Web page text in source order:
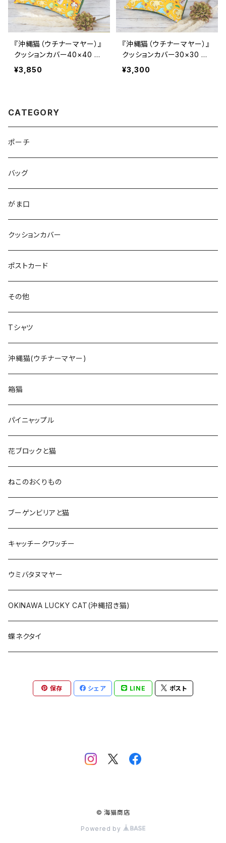
『沖縄猫（ウチナーマヤー）』
クッションカバー40×40 マ
ンゴーイエロー
¥3,850
『沖縄猫（ウチナーマヤー）』
クッションカバー30×30 マ
ンゴーイエロー
¥3,300
CATEGORY
ポーチ
バッグ
がま口
クッションカバー
ポストカード
その他
Tシャツ
沖縄猫(ウチナーマヤー)
箱猫
パイニャップル
花ブロックと猫
ねこのおくりもの
ブーゲンビリアと猫
キャッチークワッチー
ウミバタヌマヤー
OKINAWA LUCKY CAT(沖縄招き猫)
蝶ネクタイ
保存 シェア LINE ポスト
© 海猫商店
Powered by